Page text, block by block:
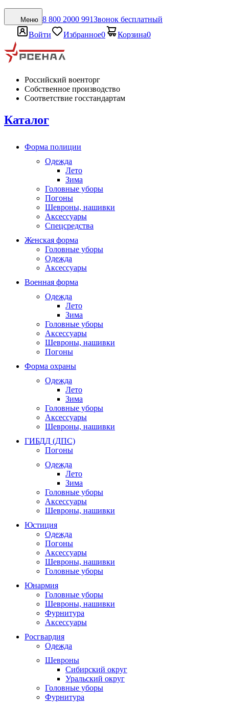
Меню 8 800 2000 991Звонок бесплатный
Войти
Избранное0 Корзина0
Российский военторг
Собственное производство
Соответствие госстандартам
Каталог
Форма полиции
Одежда
Лето
Зима
Головные уборы
Погоны
Шевроны, нашивки
Аксессуары
Спецсредства
Женская форма
Головные уборы
Одежда
Аксессуары
Военная форма
Одежда
Лето
Зима
Головные уборы
Аксессуары
Шевроны, нашивки
Погоны
Форма охраны
Одежда
Лето
Зима
Головные уборы
Аксессуары
Шевроны, нашивки
ГИБДД (ДПС)
Погоны
Одежда
Лето
Зима
Головные уборы
Аксессуары
Шевроны, нашивки
Юстиция
Одежда
Погоны
Аксессуары
Шевроны, нашивки
Головные уборы
Юнармия
Головные уборы
Шевроны, нашивки
Фурнитура
Аксессуары
Росгвардия
Одежда
Шевроны
Сибирский округ
Уральский округ
Головные уборы
Фурнитура